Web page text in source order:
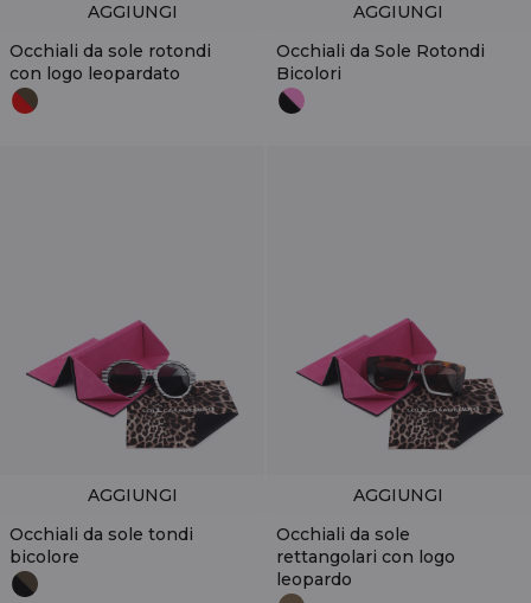
Occhiali da sole rotondi
con logo leopardato
AGGIUNGI
Occhiali da Sole Rotondi
Bicolori
AGGIUNGI
Occhiali da sole tondi
bicolore
AGGIUNGI
Occhiali da sole
rettangolari con logo
leopardo
AGGIUNGI